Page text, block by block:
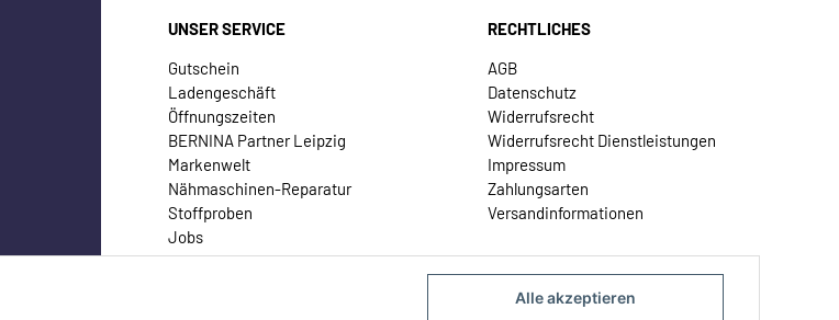
Alle akzeptieren
UNSER SERVICE
Gutschein
Ladengeschäft
Öffnungszeiten
BERNINA Partner Leipzig
Markenwelt
Nähmaschinen-Reparatur
Stoffproben
Jobs
Kontakt
RECHTLICHES
AGB
Datenschutz
Widerrufsrecht
Widerrufsrecht Dienstleistungen
Impressum
Zahlungsarten
Versandinformationen